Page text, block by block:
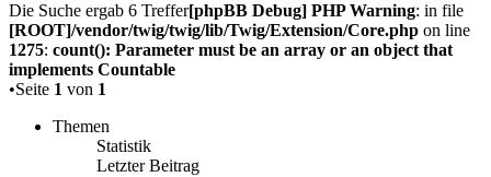
Die Suche ergab 6 Treffer[phpBB Debug] PHP Warning: in file
[ROOT]/vendor/twig/twig/lib/Twig/Extension/Core.php on line
1275: count(): Parameter must be an array or an object that
implements Countable
•Seite 1 von 1
Themen
Statistik
Letzter Beitrag